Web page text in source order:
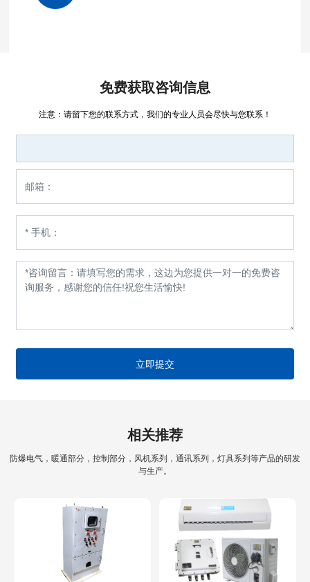
免费获取咨询信息
注意：请留下您的联系方式，我们的专业人员会尽快与您联系！
立即提交
相关推荐
防爆电气，暖通部分，控制部分，风机系列，通讯系列，灯具系列等产品的研发
与生产。